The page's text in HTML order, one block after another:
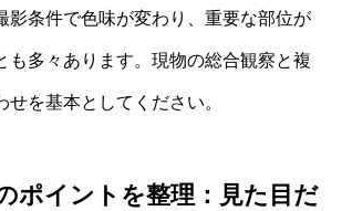
影条件で色味が変わり、重要な部位が
も多々あります。現物の総合観察と複
せを基本としてください。
ポイントを整理：見た目だ